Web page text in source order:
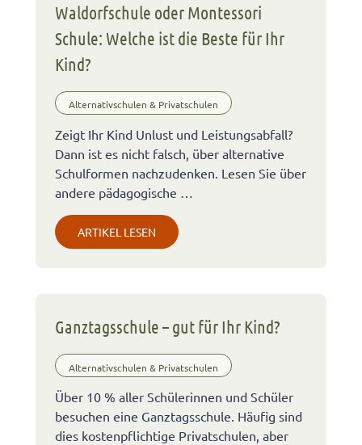
Waldorfschule oder Montessori
Schule: Welche ist die Beste für Ihr
Kind?
Alternativschulen & Privatschulen
Zeigt Ihr Kind Unlust und Leistungsabfall?
Dann ist es nicht falsch, über alternative
Schulformen nachzudenken. Lesen Sie über
andere pädagogische …
ARTIKEL LESEN
Ganztagsschule – gut für Ihr Kind?
Alternativschulen & Privatschulen
Über 10 % aller Schülerinnen und Schüler
besuchen eine Ganztagsschule. Häufig sind
dies kostenpflichtige Privatschulen, aber